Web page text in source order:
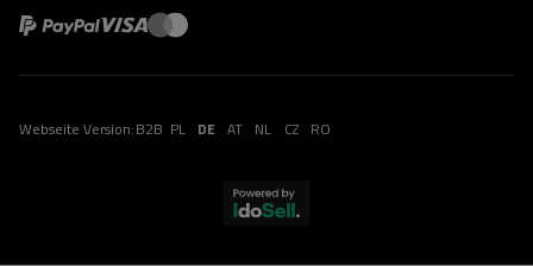
Webseite Version:B2B PL DE AT NL CZ RO